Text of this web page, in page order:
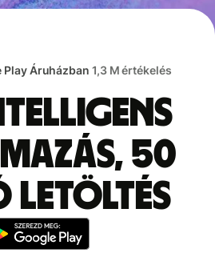
Áruházban 1,3 M értékelés
50
letöltés